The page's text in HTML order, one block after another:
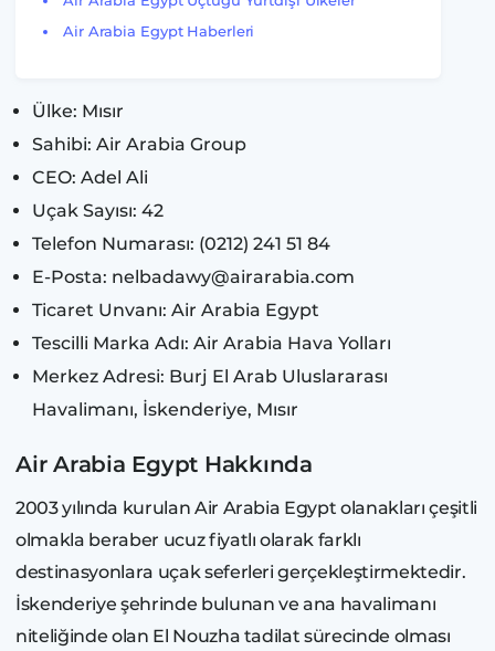
Air Arabia Egypt Haberleri
Ülke: Mısır
Sahibi: Air Arabia Group
CEO: Adel Ali
Uçak Sayısı: 42
Telefon Numarası: (0212) 241 51 84
E-Posta: nelbadawy@airarabia.com
Ticaret Unvanı: Air Arabia Egypt
Tescilli Marka Adı: Air Arabia Hava Yolları
Merkez Adresi: Burj El Arab Uluslararası
Havalimanı, İskenderiye, Mısır
Air Arabia Egypt Hakkında
2003 yılında kurulan Air Arabia Egypt olanakları çeşitli
olmakla beraber ucuz fiyatlı olarak farklı
destinasyonlara uçak seferleri gerçekleştirmektedir.
İskenderiye şehrinde bulunan ve ana havalimanı
niteliğinde olan El Nouzha tadilat sürecinde olması